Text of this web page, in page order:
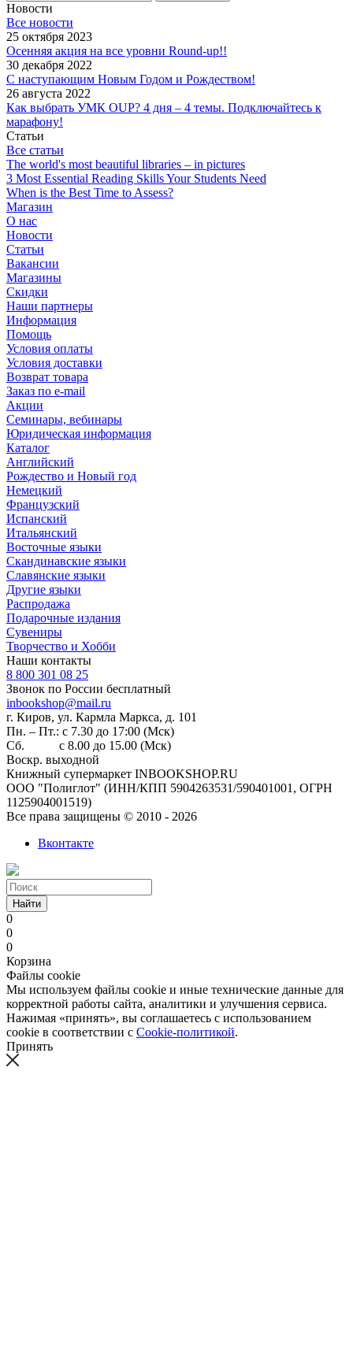
Новости
Все новости
25 октября 2023
Осенняя акция на все уровни Round-up!!
30 декабря 2022
С наступающим Новым Годом и Рождеством!
26 августа 2022
Как выбрать УМК OUP? 4 дня – 4 темы. Подключайтесь к
марафону!
Статьи
Все статьи
The world's most beautiful libraries – in pictures
3 Most Essential Reading Skills Your Students Need
When is the Best Time to Assess?
Магазин
О нас
Новости
Статьи
Вакансии
Магазины
Скидки
Наши партнеры
Информация
Помощь
Условия оплаты
Условия доставки
Возврат товара
Заказ по e-mail
Акции
Семинары, вебинары
Юридическая информация
Каталог
Английский
Рождество и Новый год
Немецкий
Французский
Испанский
Итальянский
Восточные языки
Скандинавские языки
Славянские языки
Другие языки
Распродажа
Подарочные издания
Сувениры
Творчество и Хобби
Наши контакты
8 800 301 08 25
Звонок по России бесплатный
inbookshop@mail.ru
г. Киров, ул. Кармла Маркса, д. 101
Пн. – Пт.: с 7.30 до 17:00 (Мск)
Сб. с 8.00 до 15.00 (Мск)
Воскр. выходной
Книжный супермаркет INBOOKSHOP.RU
ООО "Полиглот" (ИНН/КПП 5904263531/590401001, ОГРН
1125904001519)
Все права защищены © 2010 - 2026
Вконтакте
Найти
0
0
0
Корзина
Файлы cookie
Мы используем файлы cookie и иные технические данные для
корректной работы сайта, аналитики и улучшения сервиса.
Нажимая «принять», вы соглашаетесь с использованием
cookie в соответствии с Cookie-политикой.
Принять